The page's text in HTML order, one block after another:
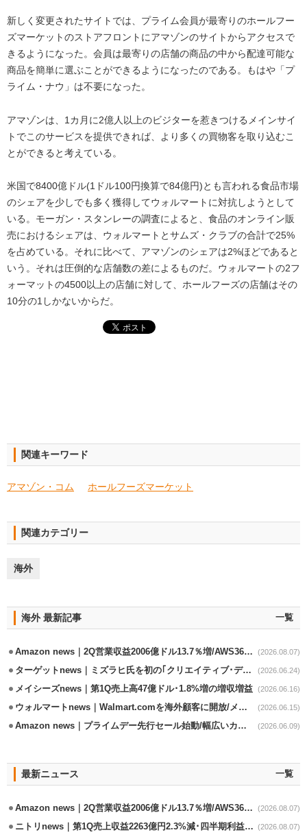
新しく変更されたサイトでは、プライム会員が最寄りのホールフー
ズマーケットのストアフロントにアマゾンのサイトからアクセスで
きるようになった。会員は最寄りの店舗の商品の中から配達可能な
商品を簡単に選ぶことができるようになったのである。もはや「プ
ライム・ナウ」は不要になった。
アマゾンは、1カ月に2億人以上のビジターを惹きつけるメインサイ
トでこのサービスを提供できれば、より多くの買物客を取り込むこ
とができると考えている。
米国で8400億ドル(1ドル100円換算で84億円)とも言われる食品市場
のシェアを少しでも多く獲得してウォルマートに対抗しようとして
いる。モーガン・スタンレーの調査によると、食品のオンライン販
売におけるシェアは、ウォルマートとサムズ・クラブの合計で25%
を占めている。それに比べて、アマゾンのシェアは2%ほどであると
いう。それは圧倒的な店舗数の差によるものだ。ウォルマートの2フ
ォーマットの4500以上の店舗に対して、ホールフーズの店舗はその
10分の1しかないからだ。
関連キーワード
アマゾン・コム ホールフーズマーケット
関連カテゴリー
海外
海外 最新記事 一覧
Amazon news｜2Q営業収益2006億ドル13.7％増/AWS36.8％％増が貢献 (2026.08.07)
ターゲットnews｜ミズラヒ氏を初の｢クリエイティブ･ディレクター｣に起用 (2026.06.24)
メイシーズnews｜第1Q売上高47億ドル･1.8%増の増収増益 (2026.06.16)
ウォルマートnews｜Walmart.comを海外顧客に開放/メキシコへ配送開始 (2026.06.15)
Amazon news｜プライムデー先行セール始動/幅広いカテゴリーで割引き (2026.06.09)
最新ニュース 一覧
Amazon news｜2Q営業収益2006億ドル13.7％増/AWS36.8％％増が貢献 (2026.08.07)
ニトリnews｜第1Q売上収益2263億円2.3%減･四半期利益1.4％減 (2026.08.07)